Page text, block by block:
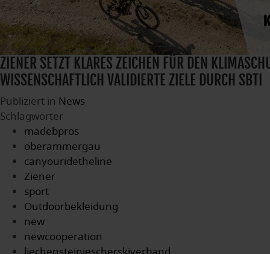
ZIENER SETZT KLARES ZEICHEN FÜR DEN
WISSENSCHAFTLICH VALIDIERTE ZIELE DURCH SBTI
Publiziert in News
Schlagwörter
madebpros
oberammergau
canyouridetheline
Ziener
sport
Outdoorbekleidung
new
newcooperation